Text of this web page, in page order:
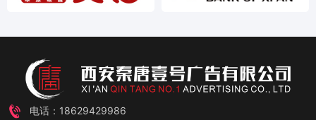
电话：18629429986